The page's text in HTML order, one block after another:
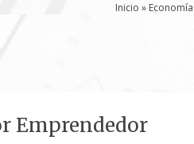
Inicio » Economía
Emprendedor